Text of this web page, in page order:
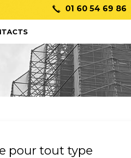
01 60 54 69 86
pour tout type